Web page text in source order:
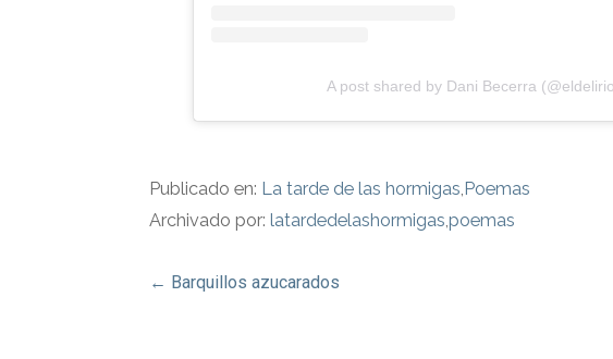
A post shared by Dani Becerra
Publicado en: La tarde de las hormigas,Poemas
Archivado por:latardedelashormigas,poemas
Navegación
← Barquillos azucarados